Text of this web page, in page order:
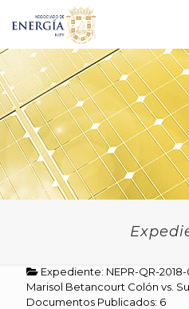
Expediente: NEPR-QR-
Marisol Betancourt Colón vs.
Documentos Publicados: 6